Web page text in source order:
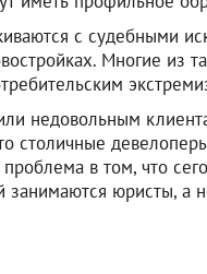
с судебными
Многие из
недовольным
столичные
в том, что
юристы, а